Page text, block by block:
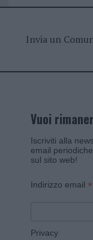
Invia un
Vuoi
Iscriviti alla
email
sul sito web!
Indirizzo email *
Privacy